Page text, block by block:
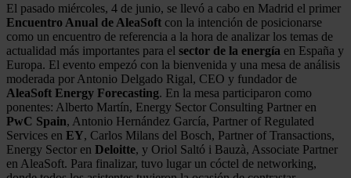
El pasado miércoles, 4 de junio, se llevó a cabo en Madrid el primer
Encuentro Anual de AleaSoft con la intención de posicionarse
como un encuentro de referencia a la hora de analizar los temas de
actualidad más importantes para el sector de la energía en España y
Europa. El evento empezó con la bienvenida y una mesa de análisis
moderada por Antonio Delgado Rigal, CEO y fundador de
AleaSoft Energy Forecasting. En la mesa participaron como
ponentes: Alberto Martín, Energy Sector Consulting Partner en
PwC Spain, Antonio Hernández García, Partner of Regulated
Services en EY, Carlos Milans del Bosch, Partner of Transactions,
Energy Sector en Deloitte, y Oriol Saltó i Bauzà, Associate Partner
en AleaSoft. Para finalizar, tuvo lugar un cóctel de networking,